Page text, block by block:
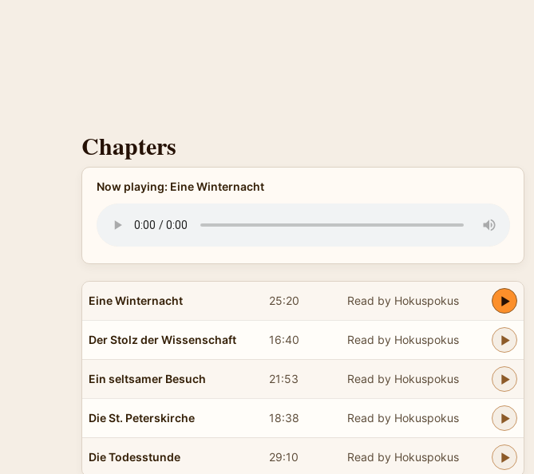
Chapters
Now playing: Eine Winternacht
Eine Winternacht 25:20 Read by Hokuspokus
Der Stolz der Wissenschaft 16:40 Read by Hokuspokus
Ein seltsamer Besuch 21:53 Read by Hokuspokus
Die St. Peterskirche 18:38 Read by Hokuspokus
Die Todesstunde 29:10 Read by Hokuspokus